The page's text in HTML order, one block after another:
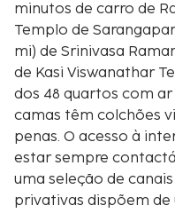
minutos de carro de
Templo de Sarangapani. Este hotel está a 1,6
mi) de Srinivasa
de Kasi Viswanathar
dos 48 quartos com
camas têm colchões
penas. O acesso à
estar sempre
uma seleção de
privativas dispõem